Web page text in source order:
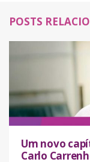
POSTS
Um novo
Carlo